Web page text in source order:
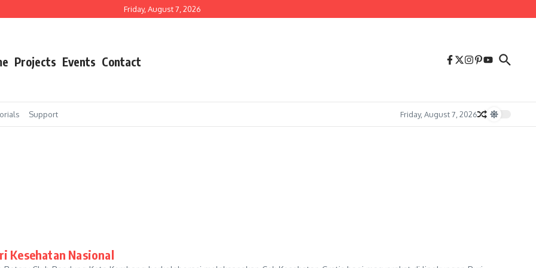
2025
Friday, August 7, 2026
Projects Events Contact
Support Friday, August 7, 2026
Kesehatan Nasional